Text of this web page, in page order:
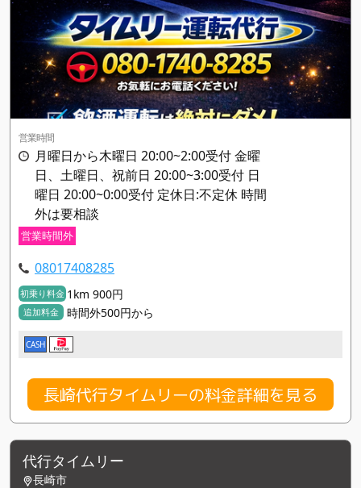
営業時間
月曜日から木曜日 20:00~2:00受付 金曜
日、土曜日、祝前日 20:00~3:00受付 日
曜日 20:00~0:00受付 定休日:不定休 時間
外は要相談
営業時間外
08017408285
初乗り料金 1km 900円
追加料金 時間外500円から
CASH
長崎代行タイムリーの料金詳細を見る
代行タイムリー
長崎市